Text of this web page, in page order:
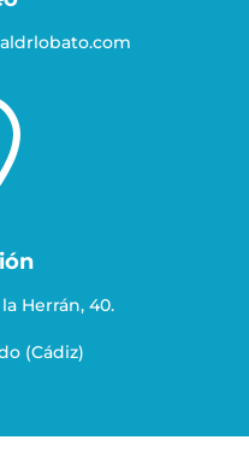
Herrán, 40.
(Cádiz)